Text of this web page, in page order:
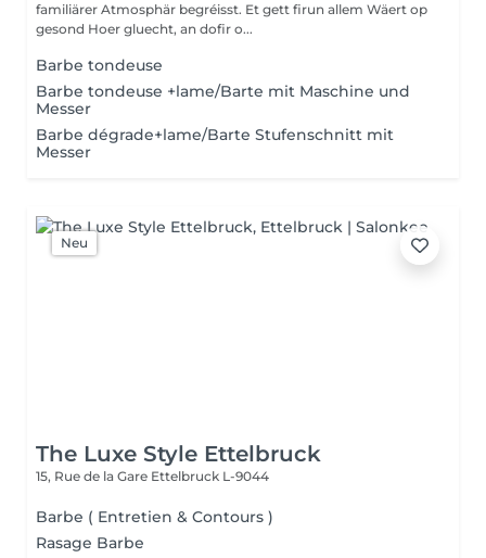
familiärer Atmosphär begréisst. Et gett firun allem Wäert op
gesond Hoer gluecht, an dofir o...
Barbe tondeuse
Barbe tondeuse +lame/Barte mit Maschine und
Messer
Barbe dégrade+lame/Barte Stufenschnitt mit
Messer
Neu
The Luxe Style Ettelbruck
15, Rue de la Gare Ettelbruck L-9044
Barbe ( Entretien & Contours )
Rasage Barbe